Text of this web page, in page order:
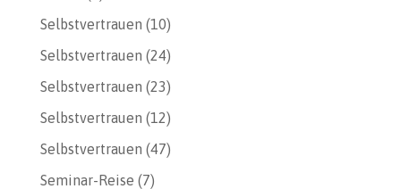
Selbstvertrauen (10)
Selbstvertrauen (24)
Selbstvertrauen (23)
Selbstvertrauen (12)
Selbstvertrauen (47)
Seminar-Reise (7)